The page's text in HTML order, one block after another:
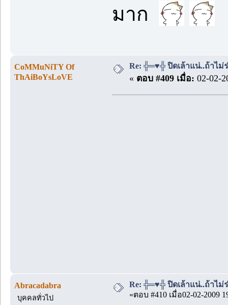
มาก
CoMMuNiTY Of
ThAiBoYsLoVE
Re: ╬═♥╬ ปิดเล้าแน่..ถ้าไ
« ตอบ #409 เมื่อ: 02-02-
Abracadabra
บุคคลทั่วไป
Re: ╬═♥╬ ปิดเล้าแน่..ถ้าไ
«ตอบ #410 เมื่อ02-02-2009